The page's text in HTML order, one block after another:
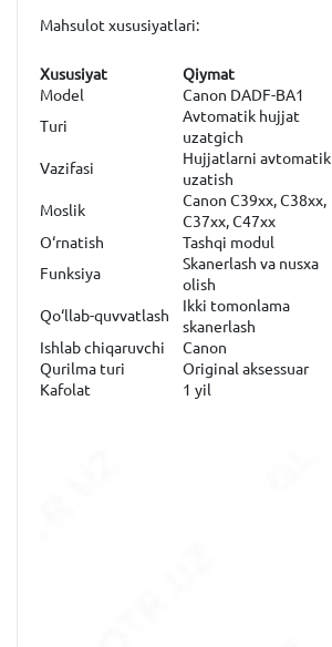
Mahsulot xususiyatlari:
Xususiyat
Qiymat
Model
Canon DADF-BA1
Turi
Avtomatik hujjat
uzatgich
Vazifasi
Hujjatlarni avtomatik
uzatish
Moslik
Canon C39xx, C38xx,
C37xx, C47xx
O‘rnatish
Tashqi modul
Funksiya
Skanerlash va nusxa
olish
Qo‘llab-quvvatlash
Ikki tomonlama
skanerlash
Ishlab chiqaruvchi
Canon
Qurilma turi
Original aksessuar
Kafolat
1 yil